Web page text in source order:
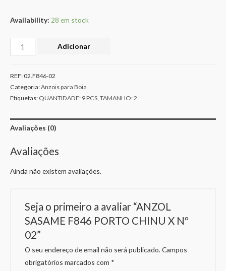
Availability: 28 em stock
Adicionar
REF:02.F846-02
Categoria:Anzois para Boia
Etiquetas: QUANTIDADE: 9 PCS, TAMANHO: 2
Avaliações (0)
Avaliações
Ainda não existem avaliações.
Seja o primeiro a avaliar “ANZOL
SASAME F846 PORTO CHINU X Nº
02”
O seu endereço de email não será publicado. Campos
obrigatórios marcados com *